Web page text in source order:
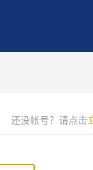
还没帐号？请点击